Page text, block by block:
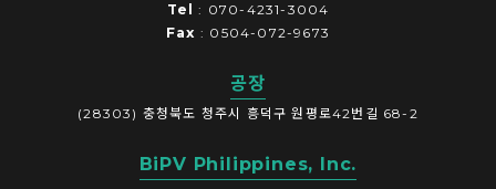
Tel: 070-4231-3004
Fax : 0504-072-9673
공장
(28303) 충청북도 청주시 흥덕구 원평로42번길 68-2
BiPV Philippines, Inc.